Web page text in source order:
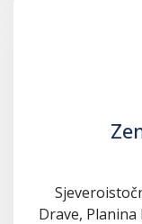
Drave,